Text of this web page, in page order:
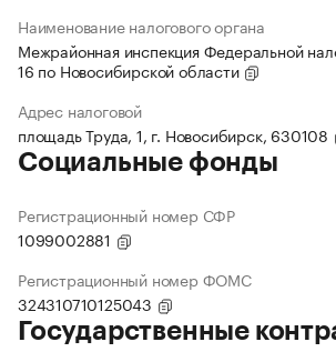
Наименование налогового органа
Межрайонная инспекция Федеральной
16 по Новосибирской области
Адрес налоговой
площадь Труда, 1, г. Новосибирск, 630108
Социальные фонды
Регистрационный номер СФР
1099002881
Регистрационный номер ФОМС
324310710125043
Государственные